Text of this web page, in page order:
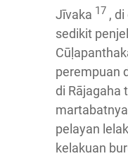
Jīvaka 17 ,
sedikit
perempuan
di Rājagaha
pelayan
kelakuan